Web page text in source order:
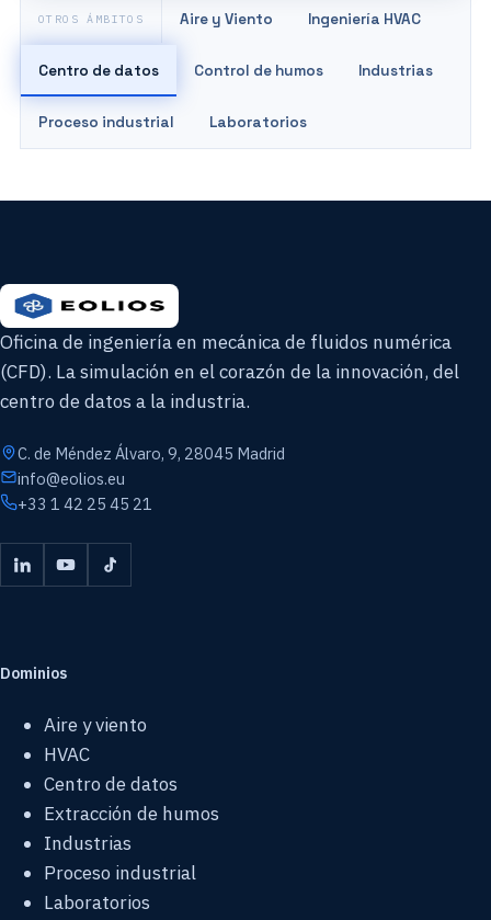
OTROS ÁMBITOS Aire y Viento Ingeniería HVAC
Centro de datos Control de humos Industrias
Proceso industrial Laboratorios
Oficina de ingeniería en mecánica de fluidos numérica
(CFD). La simulación en el corazón de la innovación, del
centro de datos a la industria.
C. de Méndez Álvaro, 9, 28045 Madrid
info@eolios.eu
+33 1 42 25 45 21
Dominios
Aire y viento
HVAC
Centro de datos
Extracción de humos
Industrias
Proceso industrial
Laboratorios